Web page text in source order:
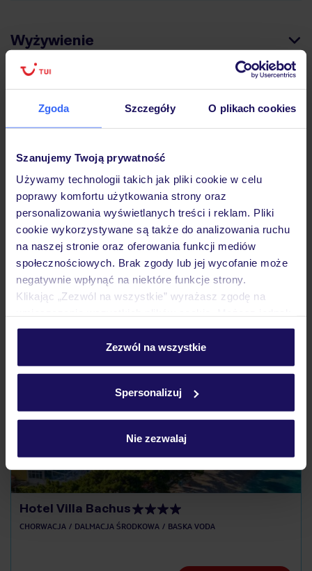
Zgoda Szczegóły O plikach cookies
Szanujemy Twoją prywatność
Używamy technologii takich jak pliki cookie w celu
poprawy komfortu użytkowania strony oraz
personalizowania wyświetlanych treści i reklam. Pliki
cookie wykorzystywane są także do analizowania ruchu
na naszej stronie oraz oferowania funkcji mediów
społecznościowych. Brak zgody lub jej wycofanie może
negatywnie wpłynąć na niektóre funkcje strony.
Klikając „Zezwól na wszystkie” wyrażasz zgodę na
personalizować swój wybór wchodząc w zakładkę
Szczegółowe informacje o plikach cookie znajdziesz
Zezwól na wszystkie
Spersonalizuj
Nie zezwalaj
Wyżywienie
Atrakcje
Często zadawane pytania
Jak zmienić uczestników/osobę zgłaszającą?
Czy w Hotelu będzie przedstawiciel TUI?
Na jakiej podstawie i gdzie otrzymam karty
pokładowe/bilety lotnicze?
Zobacz więcej
Odkryj inne hotele w pobliżu
Hotel Villa Bachus
CHORWACJA DALMACJA ŚRODKOWA BASKA VODA